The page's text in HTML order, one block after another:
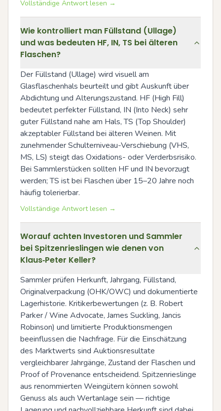
Vollständige Antwort lesen →
Wie kontrolliert man Füllstand (Ullage)
und was bedeuten HF, IN, TS bei älteren
Flaschen?
Der Füllstand (Ullage) wird visuell am
Glasflaschenhals beurteilt und gibt Auskunft über
Abdichtung und Alterungszustand. HF (High Fill)
bedeutet perfekter Füllstand, IN (Into Neck) sehr
guter Füllstand nahe am Hals, TS (Top Shoulder)
akzeptabler Füllstand bei älteren Weinen. Mit
zunehmender Schulterniveau-Verschiebung (VHS,
MS, LS) steigt das Oxidations- oder Verderbsrisiko.
Bei Sammlerstücken sollten HF und IN bevorzugt
werden; TS ist bei Flaschen über 15–20 Jahre noch
häufig tolerierbar.
Vollständige Antwort lesen →
Worauf achten Investoren und Sammler
bei Spitzenrieslingen wie denen von
Klaus‑Peter Keller?
Sammler prüfen Herkunft, Jahrgang, Füllstand,
Originalverpackung (OHK/OWC) und dokumentierte
Lagerhistorie. Kritikerbewertungen (z. B. Robert
Parker / Wine Advocate, James Suckling, Jancis
Robinson) und limitierte Produktionsmengen
beeinflussen die Nachfrage. Für die Einschätzung
des Marktwerts sind Auktionsresultate
vergleichbarer Jahrgänge, Zustand der Flaschen und
Proof of Provenance entscheidend. Spitzenrieslinge
aus renommierten Weingütern können sowohl
Genuss als auch Wertanlage sein — richtige